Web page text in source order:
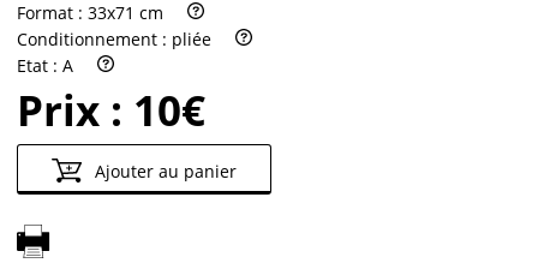
Format : 33x71 cm
Conditionnement : pliée
Etat : A
Prix : 10€
Ajouter au panier